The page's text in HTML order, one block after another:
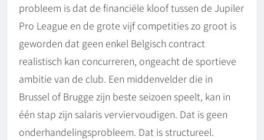
probleem is dat de financiële kloof tussen de Jupiler
Pro League en de grote vijf competities zo groot is
geworden dat geen enkel Belgisch contract
realistisch kan concurreren, ongeacht de sportieve
ambitie van de club. Een middenvelder die in
Brussel of Brugge zijn beste seizoen speelt, kan in
één stap zijn salaris verviervoudigen. Dat is geen
onderhandelingsprobleem. Dat is structureel.